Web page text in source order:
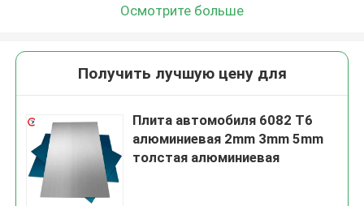
Осмотрите больше
Получить лучшую цену для
Плита автомобиля 6082 T6
алюминиевая 2mm 3mm 5mm
толстая алюминиевая